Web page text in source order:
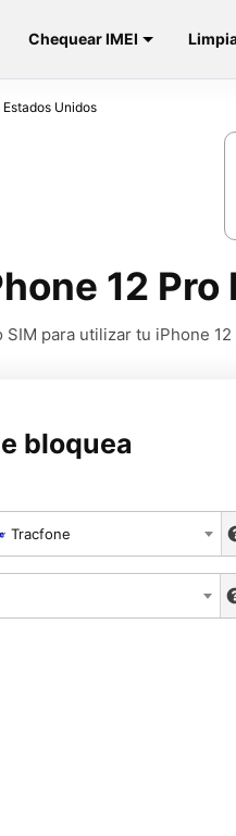
Chequear IMEI
Unidos
12
SIM para utilizar tu iPhone
bloquea
Tracfone